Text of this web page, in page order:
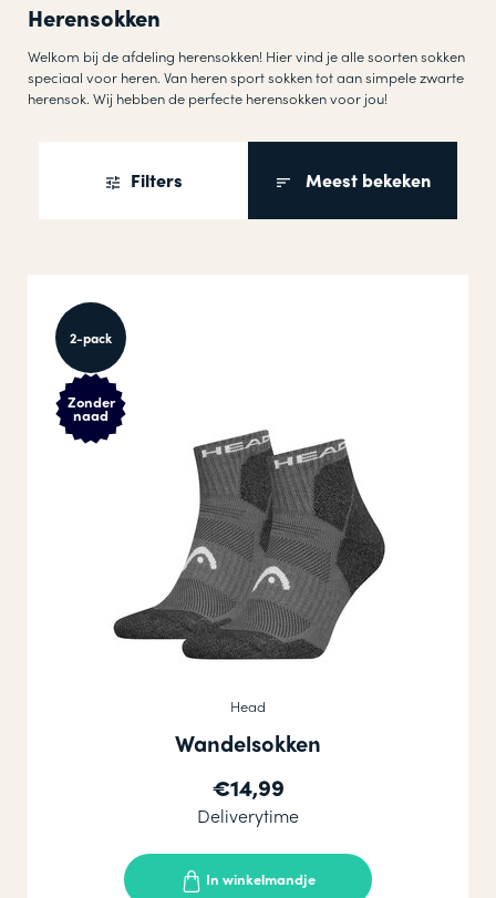
Herensokken
Welkom bij de afdeling herensokken! Hier vind je alle soorten sokken
speciaal voor heren. Van heren sport sokken tot aan simpele zwarte
herensok. Wij hebben de perfecte herensokken voor jou!
Filters Meest bekeken
2-pack
Zonder
naad
Head
Wandelsokken
€14,99
Deliverytime
In winkelmandje